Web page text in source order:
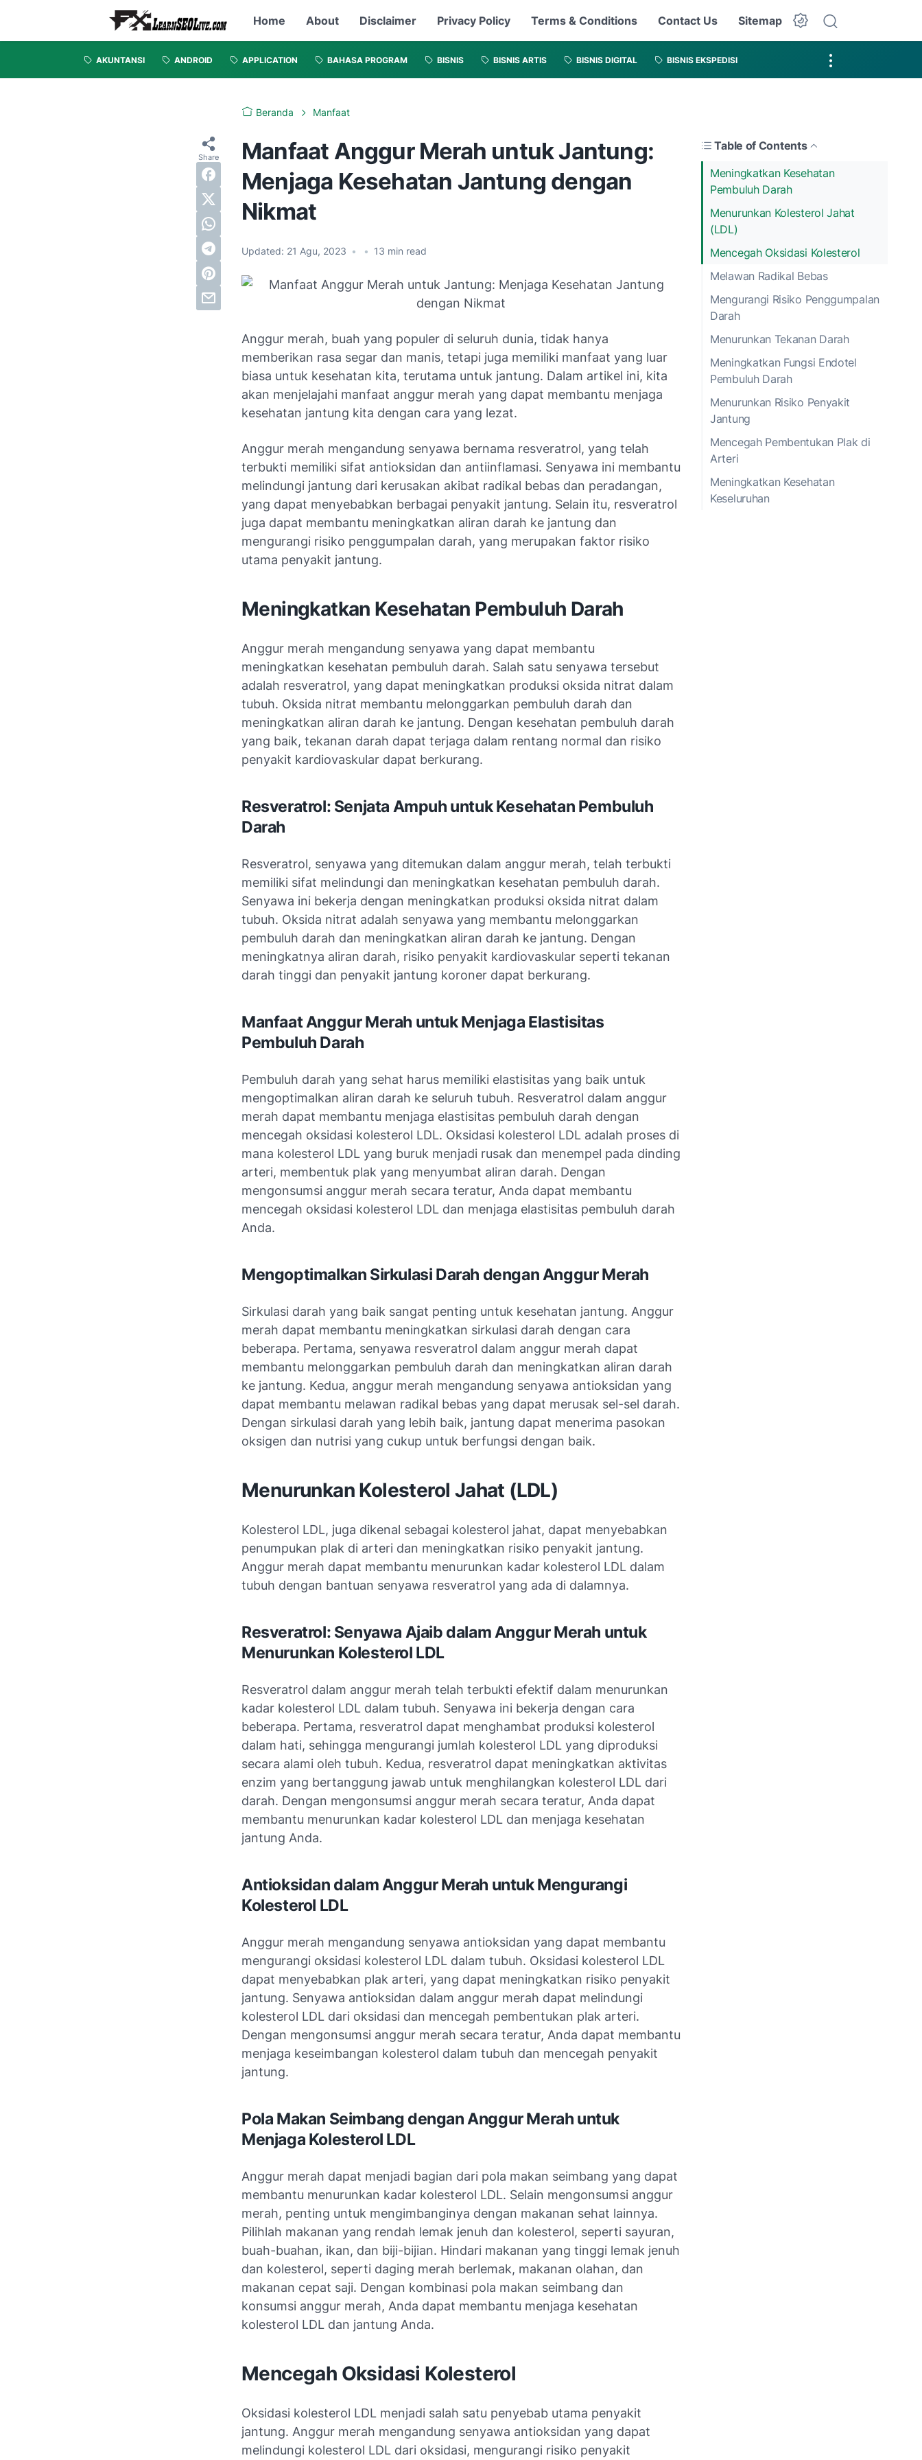
Home About Disclaimer Privacy Policy Terms & Conditions Contact Us Sitemap
AKUNTANSI ANDROID APPLICATION BAHASA PROGRAM BISNIS BISNIS ARTIS BISNIS DIGITAL BISNIS EKSPEDISI
Beranda Manfaat
Manfaat Anggur Merah untuk Jantung:
Menjaga Kesehatan Jantung dengan
Nikmat
Updated: 21 Agu, 2023 • • 13 min read
Table of Contents
Meningkatkan Kesehatan
Pembuluh Darah
Menurunkan Kolesterol Jahat
(LDL)
Mencegah Oksidasi Kolesterol
Melawan Radikal Bebas
Mengurangi Risiko Penggumpalan
Darah
Menurunkan Tekanan Darah
Meningkatkan Fungsi Endotel
Pembuluh Darah
Menurunkan Risiko Penyakit
Jantung
Mencegah Pembentukan Plak di
Arteri
Meningkatkan Kesehatan
Keseluruhan
Anggur merah, buah yang populer di seluruh dunia, tidak hanya
memberikan rasa segar dan manis, tetapi juga memiliki manfaat yang luar
biasa untuk kesehatan kita, terutama untuk jantung. Dalam artikel ini, kita
akan menjelajahi manfaat anggur merah yang dapat membantu menjaga
kesehatan jantung kita dengan cara yang lezat.
Anggur merah mengandung senyawa bernama resveratrol, yang telah
terbukti memiliki sifat antioksidan dan antiinflamasi. Senyawa ini membantu
melindungi jantung dari kerusakan akibat radikal bebas dan peradangan,
yang dapat menyebabkan berbagai penyakit jantung. Selain itu, resveratrol
juga dapat membantu meningkatkan aliran darah ke jantung dan
mengurangi risiko penggumpalan darah, yang merupakan faktor risiko
utama penyakit jantung.
Meningkatkan Kesehatan Pembuluh Darah
Anggur merah mengandung senyawa yang dapat membantu
meningkatkan kesehatan pembuluh darah. Salah satu senyawa tersebut
adalah resveratrol, yang dapat meningkatkan produksi oksida nitrat dalam
tubuh. Oksida nitrat membantu melonggarkan pembuluh darah dan
meningkatkan aliran darah ke jantung. Dengan kesehatan pembuluh darah
yang baik, tekanan darah dapat terjaga dalam rentang normal dan risiko
penyakit kardiovaskular dapat berkurang.
Resveratrol: Senjata Ampuh untuk Kesehatan Pembuluh
Darah
Resveratrol, senyawa yang ditemukan dalam anggur merah, telah terbukti
memiliki sifat melindungi dan meningkatkan kesehatan pembuluh darah.
Senyawa ini bekerja dengan meningkatkan produksi oksida nitrat dalam
tubuh. Oksida nitrat adalah senyawa yang membantu melonggarkan
pembuluh darah dan meningkatkan aliran darah ke jantung. Dengan
meningkatnya aliran darah, risiko penyakit kardiovaskular seperti tekanan
darah tinggi dan penyakit jantung koroner dapat berkurang.
Manfaat Anggur Merah untuk Menjaga Elastisitas
Pembuluh Darah
Pembuluh darah yang sehat harus memiliki elastisitas yang baik untuk
mengoptimalkan aliran darah ke seluruh tubuh. Resveratrol dalam anggur
merah dapat membantu menjaga elastisitas pembuluh darah dengan
mencegah oksidasi kolesterol LDL. Oksidasi kolesterol LDL adalah proses di
mana kolesterol LDL yang buruk menjadi rusak dan menempel pada dinding
arteri, membentuk plak yang menyumbat aliran darah. Dengan
mengonsumsi anggur merah secara teratur, Anda dapat membantu
mencegah oksidasi kolesterol LDL dan menjaga elastisitas pembuluh darah
Anda.
Mengoptimalkan Sirkulasi Darah dengan Anggur Merah
Sirkulasi darah yang baik sangat penting untuk kesehatan jantung. Anggur
merah dapat membantu meningkatkan sirkulasi darah dengan cara
beberapa. Pertama, senyawa resveratrol dalam anggur merah dapat
membantu melonggarkan pembuluh darah dan meningkatkan aliran darah
ke jantung. Kedua, anggur merah mengandung senyawa antioksidan yang
dapat membantu melawan radikal bebas yang dapat merusak sel-sel darah.
Dengan sirkulasi darah yang lebih baik, jantung dapat menerima pasokan
oksigen dan nutrisi yang cukup untuk berfungsi dengan baik.
Menurunkan Kolesterol Jahat (LDL)
Kolesterol LDL, juga dikenal sebagai kolesterol jahat, dapat menyebabkan
penumpukan plak di arteri dan meningkatkan risiko penyakit jantung.
Anggur merah dapat membantu menurunkan kadar kolesterol LDL dalam
tubuh dengan bantuan senyawa resveratrol yang ada di dalamnya.
Resveratrol: Senyawa Ajaib dalam Anggur Merah untuk
Menurunkan Kolesterol LDL
Resveratrol dalam anggur merah telah terbukti efektif dalam menurunkan
kadar kolesterol LDL dalam tubuh. Senyawa ini bekerja dengan cara
beberapa. Pertama, resveratrol dapat menghambat produksi kolesterol
dalam hati, sehingga mengurangi jumlah kolesterol LDL yang diproduksi
secara alami oleh tubuh. Kedua, resveratrol dapat meningkatkan aktivitas
enzim yang bertanggung jawab untuk menghilangkan kolesterol LDL dari
darah. Dengan mengonsumsi anggur merah secara teratur, Anda dapat
membantu menurunkan kadar kolesterol LDL dan menjaga kesehatan
jantung Anda.
Antioksidan dalam Anggur Merah untuk Mengurangi
Kolesterol LDL
Anggur merah mengandung senyawa antioksidan yang dapat membantu
mengurangi oksidasi kolesterol LDL dalam tubuh. Oksidasi kolesterol LDL
dapat menyebabkan plak arteri, yang dapat meningkatkan risiko penyakit
jantung. Senyawa antioksidan dalam anggur merah dapat melindungi
kolesterol LDL dari oksidasi dan mencegah pembentukan plak arteri.
Dengan mengonsumsi anggur merah secara teratur, Anda dapat membantu
menjaga keseimbangan kolesterol dalam tubuh dan mencegah penyakit
jantung.
Pola Makan Seimbang dengan Anggur Merah untuk
Menjaga Kolesterol LDL
Anggur merah dapat menjadi bagian dari pola makan seimbang yang dapat
membantu menurunkan kadar kolesterol LDL. Selain mengonsumsi anggur
merah, penting untuk mengimbanginya dengan makanan sehat lainnya.
Pilihlah makanan yang rendah lemak jenuh dan kolesterol, seperti sayuran,
buah-buahan, ikan, dan biji-bijian. Hindari makanan yang tinggi lemak jenuh
dan kolesterol, seperti daging merah berlemak, makanan olahan, dan
makanan cepat saji. Dengan kombinasi pola makan seimbang dan
konsumsi anggur merah, Anda dapat membantu menjaga kesehatan
kolesterol LDL dan jantung Anda.
Mencegah Oksidasi Kolesterol
Oksidasi kolesterol LDL menjadi salah satu penyebab utama penyakit
jantung. Anggur merah mengandung senyawa antioksidan yang dapat
melindungi kolesterol LDL dari oksidasi, mengurangi risiko penyakit